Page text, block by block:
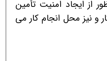
از ایجاد امنیت تأمین
و نیز محل انجام کار می